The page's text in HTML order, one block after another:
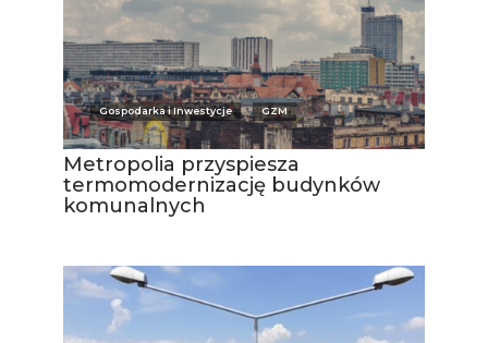
Gospodarka i Inwestycje GZM
Metropolia przyspiesza
termomodernizację budynków
komunalnych